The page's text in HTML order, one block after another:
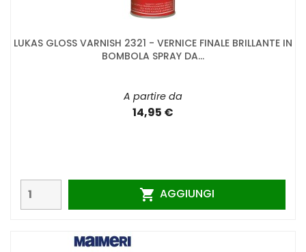
LUKAS GLOSS VARNISH 2321 - VERNICE FINALE BRILLANTE IN
BOMBOLA SPRAY DA...
A partire da
14,95 €
 AGGIUNGI